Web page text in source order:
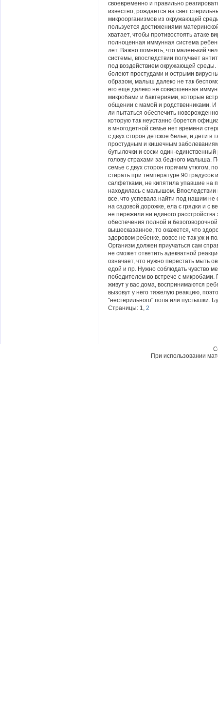
своевременно и правильно
известно, рождается на свет
микроорганизмов из окружающей
пользуется достижениями
хватает, чтобы противостоять атаке
полноценная иммунная система
лет. Важно помнить, что маленький
системы, впоследствии получает
под воздействием окружающей
болеют простудами и острыми
образом, малыш далеко не так
его еще далеко не совершенная
микробами и бактериями, которые
общении с мамой и родственниками. И
ли пытаться обеспечить
которую так неустанно борется
в многодетной семье нет времени
с двух сторон детское белье, и дети в
простудным и кишечным
бутылочки и соски один-
голову страхами за бедного малыша.
семье с двух сторон горячим утюгом,
стирать при температуре 90
салфетками, не кипятила упавшие на
находилась с малышом.
все, что успевала найти под нашим
на садовой дорожке, ела с грядки и с
не пережили ни единого
обеспечения полной и
вышесказанное, то окажется, что
здоровом ребенке, вовсе не так уж и
Организм должен приучаться сам
не сможет ответить адекватной
означает, что нужно перестать мыть
едой и пр. Нужно соблюдать чувство
победителем во встрече с
живут у вас дома, воспринимаются
вызовут у него тяжелую реакцию,
"нестерильного" пола или пустышки.
Страницы: 1, 2
При использовании